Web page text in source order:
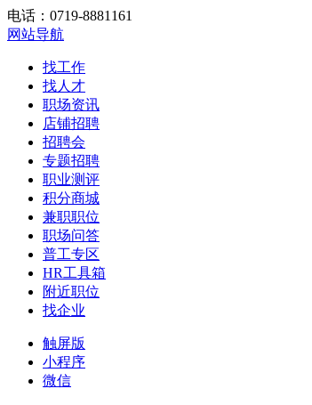
电话：0719-8881161
网站导航
找工作
找人才
职场资讯
店铺招聘
招聘会
专题招聘
职业测评
积分商城
兼职职位
职场问答
普工专区
HR工具箱
附近职位
找企业
触屏版
小程序
微信